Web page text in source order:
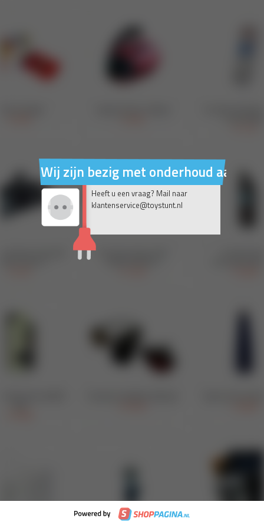
Wij zijn bezig met onderhoud aan
Heeft u een vraag? Mail naar
klantenservice@toystunt.nl